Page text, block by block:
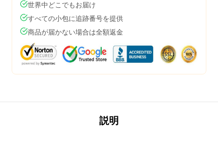
世界中どこでもお届け
すべての小包に追跡番号を提供
商品が届かない場合は全額返金
説明